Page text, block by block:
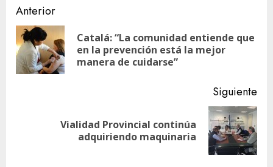
Navegación
de
entradas
Anterior
Catalá: “La comunidad entiende que
en la prevención está la mejor
manera de cuidarse”
Siguiente
SiguienteVialidad Provincial continúa
adquiriendo maquinaria